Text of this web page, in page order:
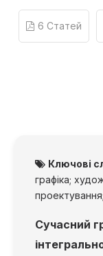
6 Статей
Ключові
графіка;
Сучасний